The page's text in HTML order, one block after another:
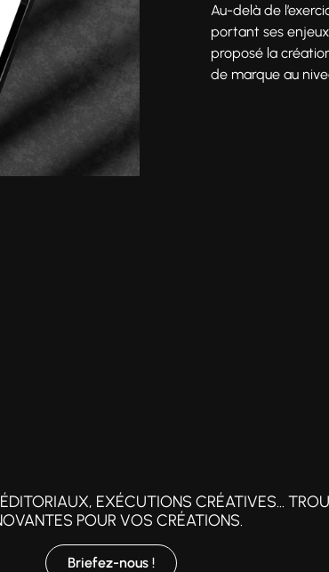
Au-delà de
portant ses
proposé la
de marque au
EXÉCUTIONS CRÉATIVES...
POUR VOS CRÉATIONS.
Briefez-nous !